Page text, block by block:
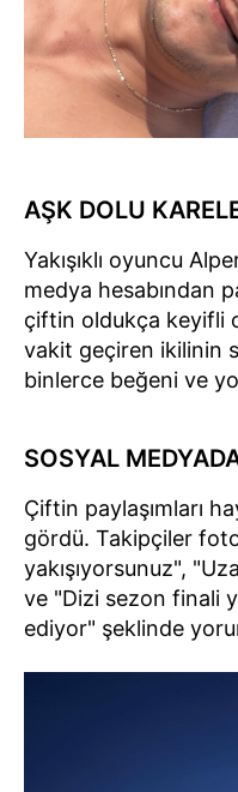
AŞK DOLU
Yakışıklı oyuncu
medya hesabından
çiftin oldukça keyifli
vakit geçiren ikilinin
binlerce beğeni ve
SOSYAL
Çiftin paylaşımları
gördü. Takipçiler
yakışıyorsunuz",
ve "Dizi sezon finali
ediyor" şeklinde